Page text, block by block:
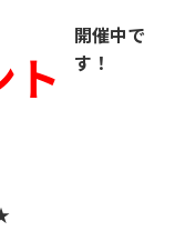
開催中で
す！